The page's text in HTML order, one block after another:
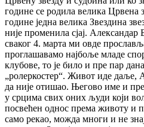
године се родила велика Црвена
године једна велика Звездина
није променила сјај.
сваког 4. марта ми овде
проглашавамо најбоље младе
клубове, то је било и пре пар
„ролеркостер“. Живот иде даље,
да није отишао. Његово име и
у срцима свих оних људи који
посвећен однос према животу и
само рекао, можда многи и не